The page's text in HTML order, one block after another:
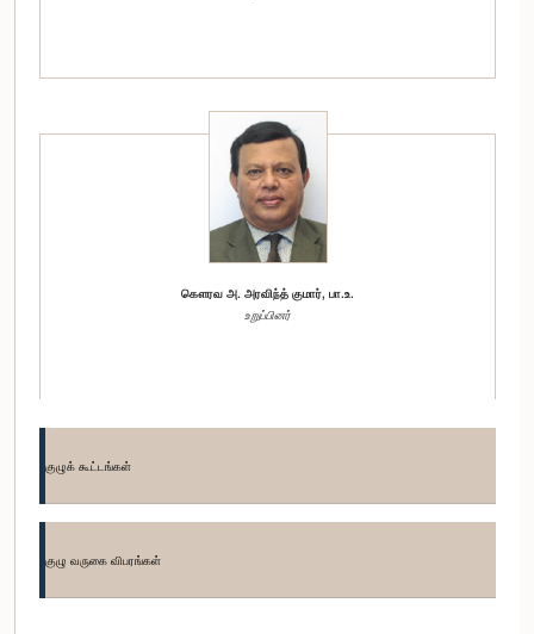
கௌரவ அ. அரவிந்த் குமார், பா.உ.
உறுப்பினர்
குழுக் கூட்டங்கள்
குழு வருகை விபரங்கள்